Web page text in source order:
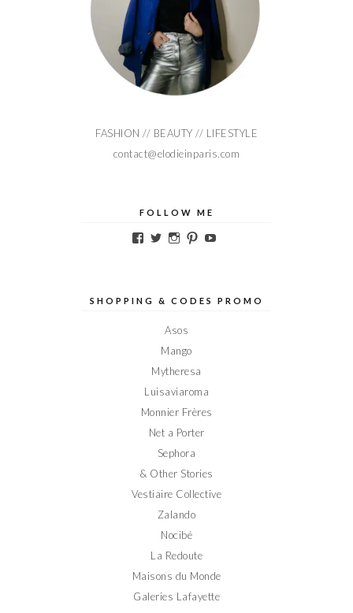
FASHION // BEAUTY // LIFESTYLE
contact@elodieinparis.com
FOLLOW ME
Voir
sur
Voir
sur
Voir
sur
Voir
sur sur
SHOPPING & CODES PROMO
Asos
Mango
Mytheresa
Luisaviaroma
Monnier Frères
Net a Porter
Sephora
& Other Stories
Vestiaire Collective
Zalando
Nocibé
La Redoute
Maisons du Monde
Galeries Lafayette